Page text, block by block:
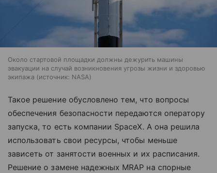
Около стартовой площадки должны дежурить машины
эвакуации на случай возникновения угрозы жизни и здоровью
экипажа
источник: NASA
Такое решение обусловлено тем, что вопросы
обеспечения безопасности передаются оператору
запуска, то есть компании SpaceX. А она решила
использовать свои ресурсы, чтобы меньше
зависеть от занятости военных и их расписания.
Решение о замене надежных MRAP на спорные